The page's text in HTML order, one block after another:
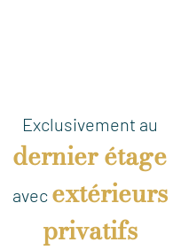
Exclusivement au
dernier étage
avec extérieurs
privatifs